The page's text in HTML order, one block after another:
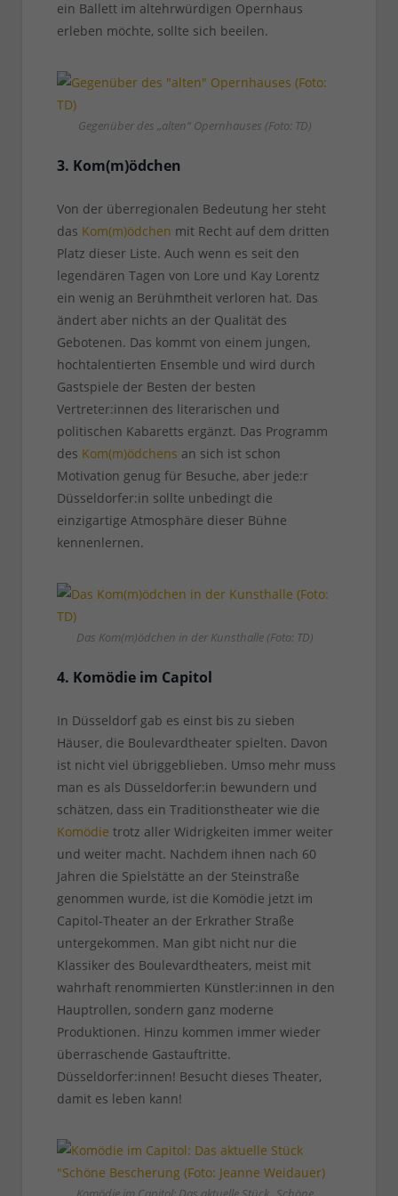
ein Ballett im altehrwürdigen Opernhaus
erleben möchte, sollte sich beeilen.
Gegenüber des „alten“ Opernhauses (Foto: TD)
3. Kom(m)ödchen
Von der überregionalen Bedeutung her steht
das Kom(m)ödchen mit Recht auf dem dritten
Platz dieser Liste. Auch wenn es seit den
legendären Tagen von Lore und Kay Lorentz
ein wenig an Berühmtheit verloren hat. Das
ändert aber nichts an der Qualität des
Gebotenen. Das kommt von einem jungen,
hochtalentierten Ensemble und wird durch
Gastspiele der Besten der besten
Vertreter:innen des literarischen und
politischen Kabaretts ergänzt. Das Programm
des Kom(m)ödchens an sich ist schon
Motivation genug für Besuche, aber jede:r
Düsseldorfer:in sollte unbedingt die
einzigartige Atmosphäre dieser Bühne
kennenlernen.
Das Kom(m)ödchen in der Kunsthalle (Foto: TD)
4. Komödie im Capitol
In Düsseldorf gab es einst bis zu sieben
Häuser, die Boulevardtheater spielten. Davon
ist nicht viel übriggeblieben. Umso mehr muss
man es als Düsseldorfer:in bewundern und
schätzen, dass ein Traditionstheater wie die
Komödie trotz aller Widrigkeiten immer weiter
und weiter macht. Nachdem ihnen nach 60
Jahren die Spielstätte an der Steinstraße
genommen wurde, ist die Komödie jetzt im
Capitol-Theater an der Erkrather Straße
untergekommen. Man gibt nicht nur die
Klassiker des Boulevardtheaters, meist mit
wahrhaft renommierten Künstler:innen in den
Hauptrollen, sondern ganz moderne
Produktionen. Hinzu kommen immer wieder
überraschende Gastauftritte.
Düsseldorfer:innen! Besucht dieses Theater,
damit es leben kann!